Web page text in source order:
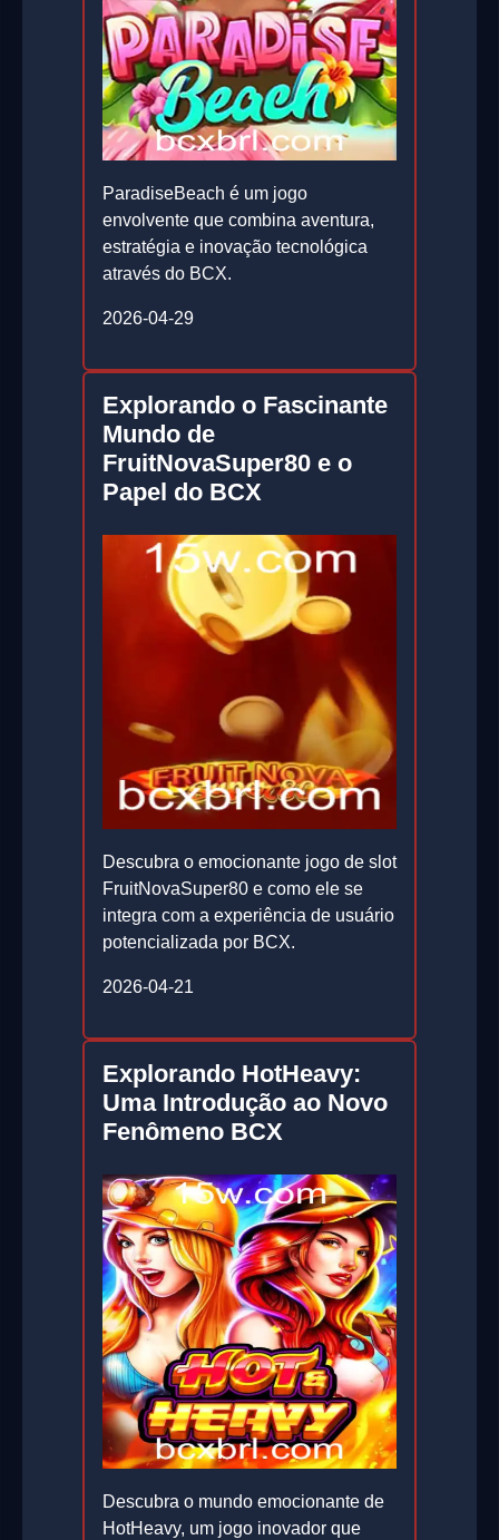
ParadiseBeach é um jogo
envolvente que combina aventura,
estratégia e inovação tecnológica
através do BCX.
2026-04-29
Explorando o Fascinante
Mundo de
FruitNovaSuper80 e o
Papel do BCX
Descubra o emocionante jogo de slot
FruitNovaSuper80 e como ele se
integra com a experiência de usuário
potencializada por BCX.
2026-04-21
Explorando HotHeavy:
Uma Introdução ao Novo
Fenômeno BCX
Descubra o mundo emocionante de
HotHeavy, um jogo inovador que